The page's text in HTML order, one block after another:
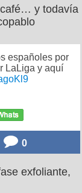
y todavía
españoles por
LaLiga y aquí
0
exfoliante,